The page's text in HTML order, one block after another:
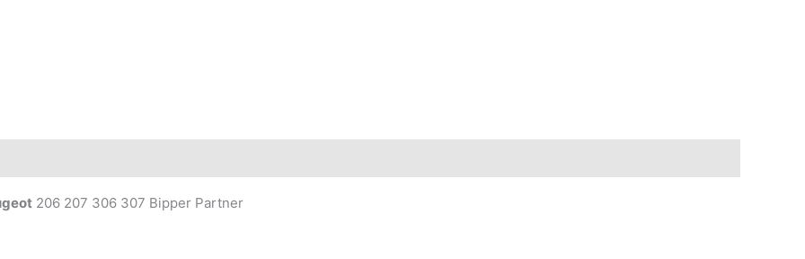
206 207 306 307 Bipper Partner